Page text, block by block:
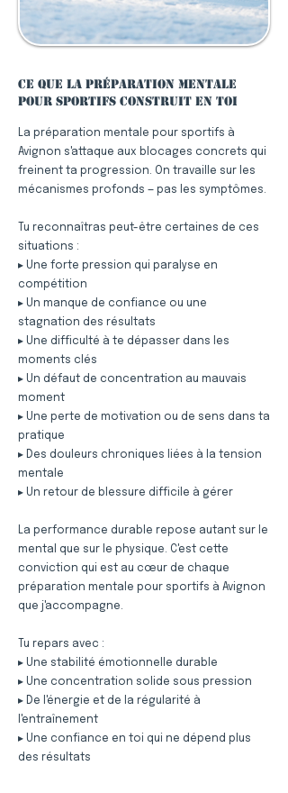
Ce que la préparation mentale
pour sportifs construit en toi
La préparation mentale pour sportifs à
Avignon s'attaque aux blocages concrets qui
freinent ta progression. On travaille sur les
mécanismes profonds — pas les symptômes.
Tu reconnaîtras peut-être certaines de ces
situations :
▸ Une forte pression qui paralyse en
compétition
▸ Un manque de confiance ou une
stagnation des résultats
▸ Une difficulté à te dépasser dans les
moments clés
▸ Un défaut de concentration au mauvais
moment
▸ Une perte de motivation ou de sens dans ta
pratique
▸ Des douleurs chroniques liées à la tension
mentale
▸ Un retour de blessure difficile à gérer
La performance durable repose autant sur le
mental que sur le physique. C'est cette
conviction qui est au cœur de chaque
préparation mentale pour sportifs à Avignon
que j'accompagne.
Tu repars avec :
▸ Une stabilité émotionnelle durable
▸ Une concentration solide sous pression
▸ De l'énergie et de la régularité à
l'entraînement
▸ Une confiance en toi qui ne dépend plus
des résultats